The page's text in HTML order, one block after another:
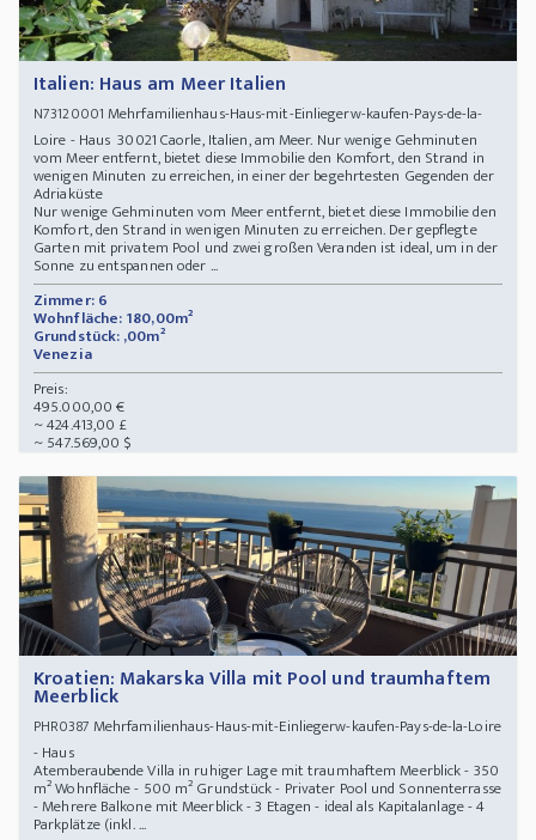
Italien: Haus am Meer Italien
N73120001 Mehrfamilienhaus-Haus-mit-Einliegerw-kaufen-Pays-de-la-
Loire - Haus 30021 Caorle, Italien, am Meer. Nur wenige Gehminuten
vom Meer entfernt, bietet diese Immobilie den Komfort, den Strand in
wenigen Minuten zu erreichen, in einer der begehrtesten Gegenden der
Adriaküste
Nur wenige Gehminuten vom Meer entfernt, bietet diese Immobilie den
Komfort, den Strand in wenigen Minuten zu erreichen. Der gepflegte
Garten mit privatem Pool und zwei großen Veranden ist ideal, um in der
Sonne zu entspannen oder ...
Zimmer: 6
Wohnfläche: 180,00m²
Grundstück: ,00m²
Venezia
Preis:
495.000,00 €
~ 424.413,00 £
~ 547.569,00 $
Kroatien: Makarska Villa mit Pool und traumhaftem
Meerblick
PHR0387 Mehrfamilienhaus-Haus-mit-Einliegerw-kaufen-Pays-de-la-Loire
- Haus
Atemberaubende Villa in ruhiger Lage mit traumhaftem Meerblick - 350
m² Wohnfläche - 500 m² Grundstück - Privater Pool und Sonnenterrasse
- Mehrere Balkone mit Meerblick - 3 Etagen - ideal als Kapitalanlage - 4
Parkplätze (inkl. ...